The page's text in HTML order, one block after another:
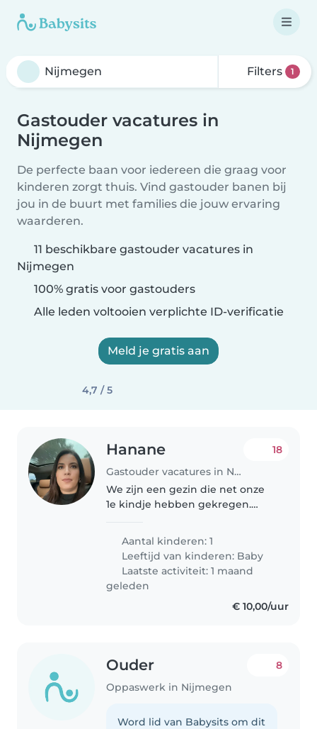
Filters 1
Gastouder vacatures in
Nijmegen
De perfecte baan voor iedereen die graag voor
kinderen zorgt thuis. Vind gastouder banen bij
jou in de buurt met families die jouw ervaring
waarderen.
11 beschikbare gastouder vacatures in
Nijmegen
100% gratis voor gastouders
Alle leden voltooien verplichte ID-verificatie
Meld je gratis aan
4,7 / 5
Hanane
Gastouder vacatures in Nijmegen
18
We zijn een gezin die net onze
1e kindje hebben gekregen.
speels. Ik en mijn man werken
allebei en zijn opzoek naar een
stabiele oppas zodat we..
Aantal kinderen: 1
Leeftijd van kinderen: Baby
Laatste activiteit: 1 maand
geleden
€ 10,00/uur
Ouder
Oppaswerk in Nijmegen
8
Word lid van Babysits om dit